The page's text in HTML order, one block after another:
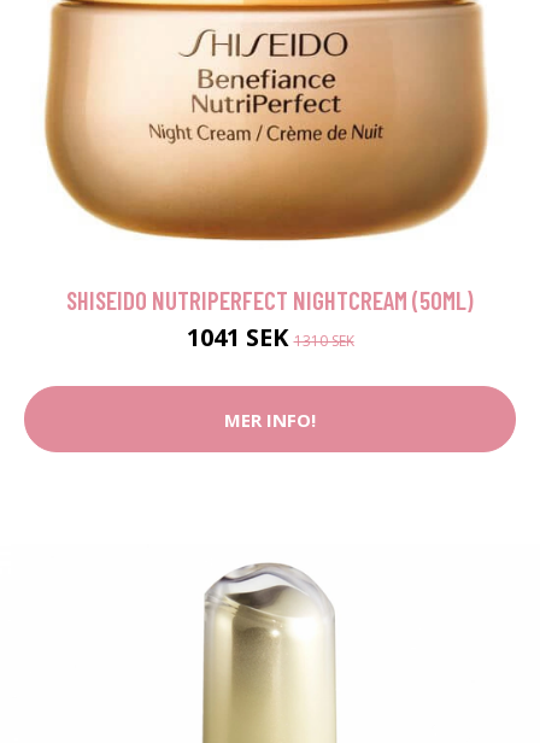
SHISEIDO NUTRIPERFECT NIGHTCREAM (50ML)
1041 SEK1310 SEK
MER INFO!